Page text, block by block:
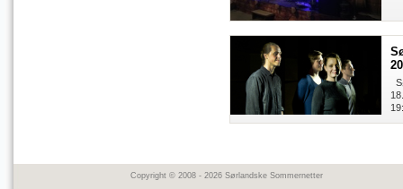
Copyright © 2008 - 2026 Sørlandske Sommernetter